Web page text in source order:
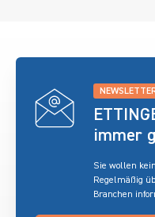
immer
Sie wollen
Regelmäßig
Branchen